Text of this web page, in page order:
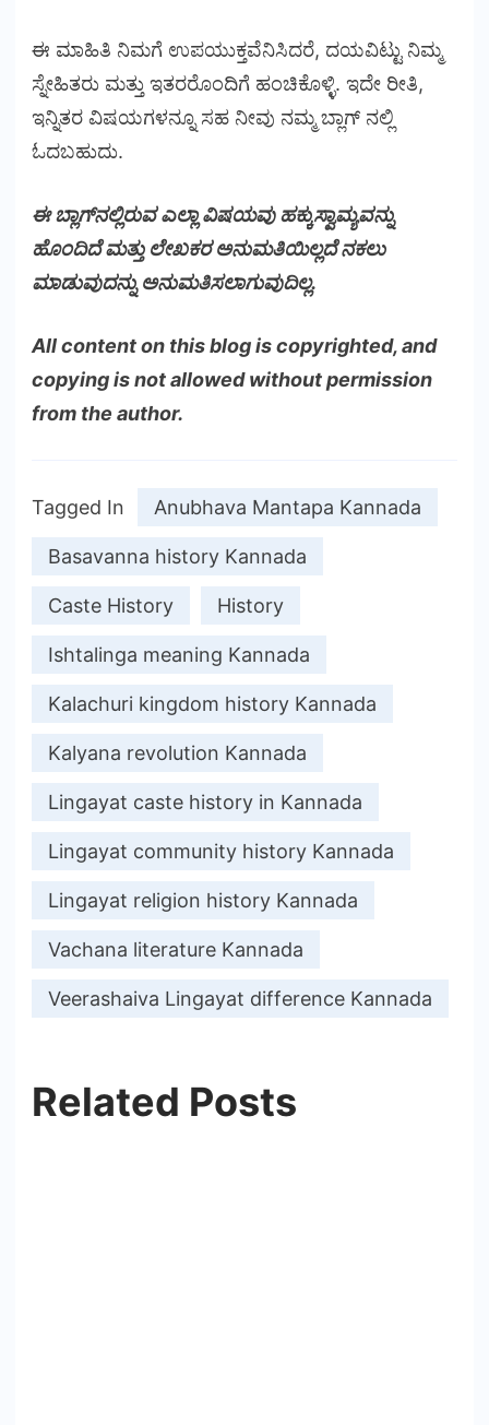
ಈ ಮಾಹಿತಿ ನಿಮಗೆ ಉಪಯುಕ್ತವೆನಿಸಿದರೆ, ದಯವಿಟ್ಟು ನಿಮ್ಮ
ಸ್ನೇಹಿತರು ಮತ್ತು ಇತರರೊಂದಿಗೆ ಹಂಚಿಕೊಳ್ಳಿ. ಇದೇ ರೀತಿ,
ಇನ್ನಿತರ ವಿಷಯಗಳನ್ನೂ ಸಹ ನೀವು ನಮ್ಮ ಬ್ಲಾಗ್ ನಲ್ಲಿ
ಓದಬಹುದು.
ಈ ಬ್ಲಾಗ್‌ನಲ್ಲಿರುವ ಎಲ್ಲಾ ವಿಷಯವು ಹಕ್ಕುಸ್ವಾಮ್ಯವನ್ನು
ಹೊಂದಿದೆ ಮತ್ತು ಲೇಖಕರ ಅನುಮತಿಯಿಲ್ಲದೆ ನಕಲು
ಮಾಡುವುದನ್ನು ಅನುಮತಿಸಲಾಗುವುದಿಲ್ಲ.
All content on this blog is copyrighted, and
copying is not allowed without permission
from the author.
Tagged In Anubhava Mantapa Kannada
Basavanna history Kannada
Caste History History
Ishtalinga meaning Kannada
Kalachuri kingdom history Kannada
Kalyana revolution Kannada
Lingayat caste history in Kannada
Lingayat community history Kannada
Lingayat religion history Kannada
Vachana literature Kannada
Veerashaiva Lingayat difference Kannada
Related Posts